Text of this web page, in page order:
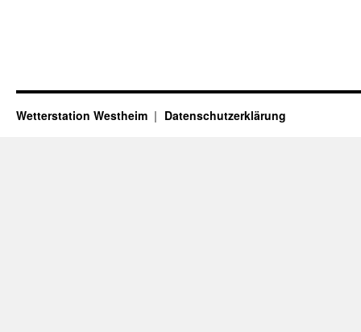
Wetterstation Westheim Datenschutzerklärung